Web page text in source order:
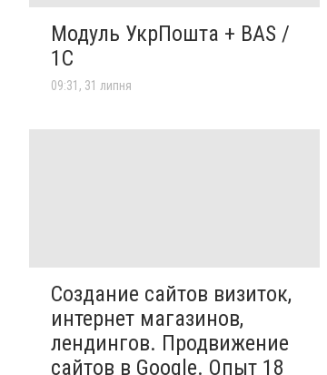
Модуль УкрПошта + BAS /
1C
09:31, 31 липня
Создание сайтов визиток,
интернет магазинов,
лендингов. Продвижение
сайтов в Google. Опыт 18